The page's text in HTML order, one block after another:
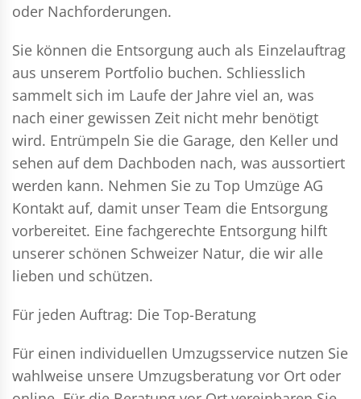
oder Nachforderungen.
Sie können die Entsorgung auch als Einzelauftrag
aus unserem Portfolio buchen. Schliesslich
sammelt sich im Laufe der Jahre viel an, was
nach einer gewissen Zeit nicht mehr benötigt
wird. Entrümpeln Sie die Garage, den Keller und
sehen auf dem Dachboden nach, was aussortiert
werden kann. Nehmen Sie zu Top Umzüge AG
Kontakt auf, damit unser Team die Entsorgung
vorbereitet. Eine fachgerechte Entsorgung hilft
unserer schönen Schweizer Natur, die wir alle
lieben und schützen.
Für jeden Auftrag: Die Top-Beratung
Für einen individuellen Umzugsservice nutzen Sie
wahlweise unsere Umzugsberatung vor Ort oder